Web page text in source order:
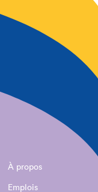
À propos
Emplois